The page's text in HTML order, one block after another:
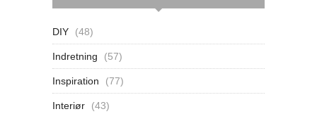
DIY (48)
Indretning (57)
Inspiration (77)
Interiør (43)